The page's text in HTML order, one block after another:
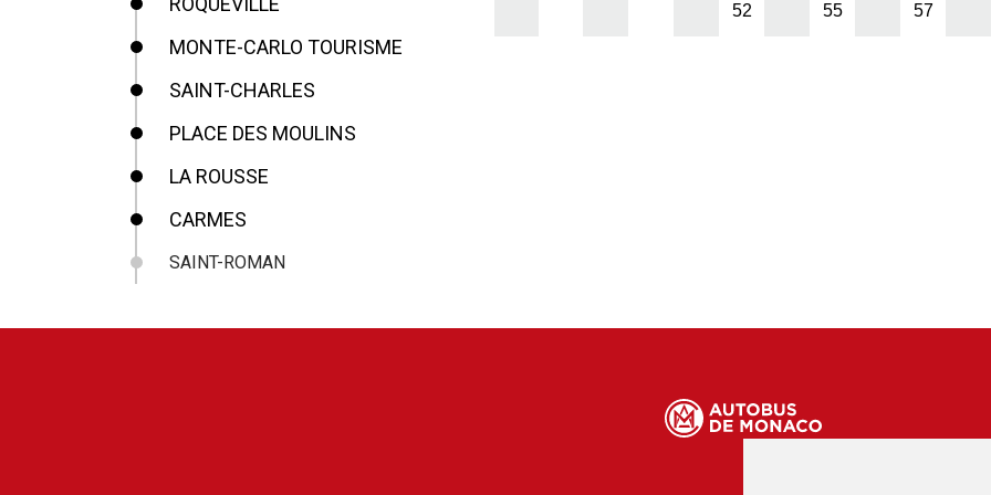
MONTE-CARLO TOURISME
SAINT-CHARLES
PLACE DES MOULINS
LA ROUSSE
CARMES
SAINT-ROMAN
52
55
57